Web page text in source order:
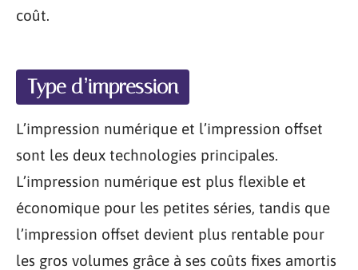
coût.
Type d’impression
L’impression numérique et l’impression offset
sont les deux technologies principales.
L’impression numérique est plus flexible et
économique pour les petites séries, tandis que
l’impression offset devient plus rentable pour
les gros volumes grâce à ses coûts fixes amortis